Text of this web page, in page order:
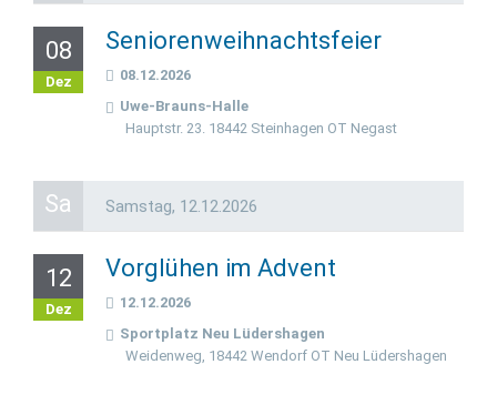
08
Dez
Seniorenweihnachtsfeier
08.12.2026
Uwe-Brauns-Halle
Hauptstr. 23. 18442 Steinhagen OT Negast
Sa Samstag, 12.12.2026
12
Dez
Vorglühen im Advent
12.12.2026
Sportplatz Neu Lüdershagen
Weidenweg, 18442 Wendorf OT Neu Lüdershagen